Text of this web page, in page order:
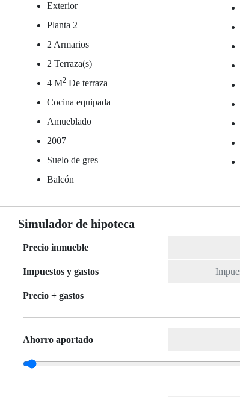
Exterior
Planta 2
2 Armarios
2 Terraza(s)
4 M2 De terraza
Cocina equipada
Amueblado
2007
Suelo de gres
Balcón
Simulador de hipoteca
Precio inmueble
Impuestos y gastos
Precio + gastos
Ahorro aportado